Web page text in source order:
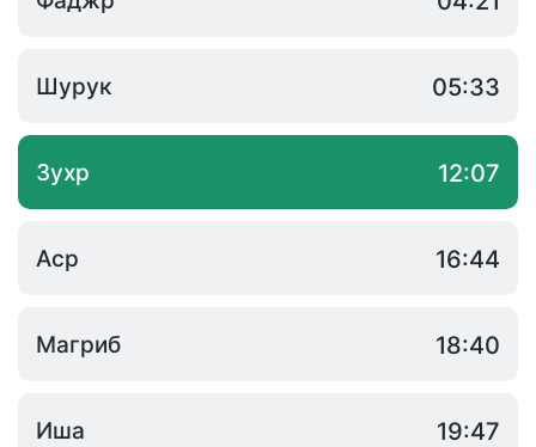
Шурук 05:33
Зухр 12:07
Аср 16:44
Магриб 18:40
Иша 19:47